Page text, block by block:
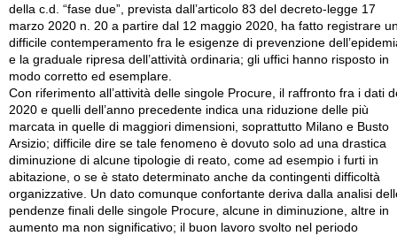
della c.d. “fase due”, prevista dall’articolo 83 del decreto-legge 17
marzo 2020 n. 20 a partire dal 12 maggio 2020, ha fatto registrare
difficile contemperamento fra le esigenze di prevenzione
e la graduale ripresa dell’attività ordinaria; gli uffici hanno risposto in
modo corretto ed esemplare.
Con riferimento all’attività delle singole Procure, il raffronto fra i dati
2020 e quelli dell’anno precedente indica una riduzione delle più
marcata in quelle di maggiori dimensioni, soprattutto Milano e Busto
Arsizio; difficile dire se tale fenomeno è dovuto solo ad una drastica
diminuzione di alcune tipologie di reato, come ad esempio i furti in
abitazione, o se è stato determinato anche da contingenti difficoltà
organizzative. Un dato comunque confortante deriva dalla analisi
pendenze finali delle singole Procure, alcune in diminuzione, altre in
aumento ma non significativo; il buon lavoro svolto nel periodo